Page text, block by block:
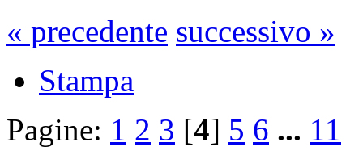
« precedente successivo »
Stampa
Pagine: 1 2 3 [4] 5 6 ... 11